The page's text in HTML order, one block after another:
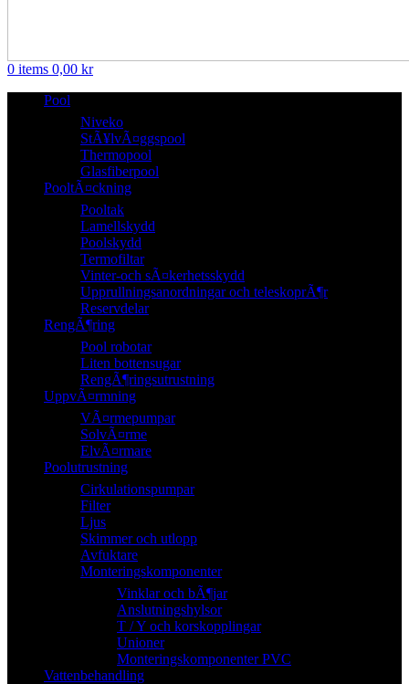
0 items 0,00 kr
Pool
Niveko
StÃ¥lvÃ¤ggspool
Thermopool
Glasfiberpool
PooltÃ¤ckning
Pooltak
Lamellskydd
Poolskydd
Termofiltar
Vinter-och sÃ¤kerhetsskydd
Upprullningsanordningar och teleskoprÃ¶r
Reservdelar
RengÃ¶ring
Pool robotar
Liten bottensugar
RengÃ¶ringsutrustning
UppvÃ¤rmning
VÃ¤rmepumpar
SolvÃ¤rme
ElvÃ¤rmare
Poolutrustning
Cirkulationspumpar
Filter
Ljus
Skimmer och utlopp
Avfuktare
Monteringskomponenter
Vinklar och bÃ¶jar
Anslutningshylsor
T / Y och korskopplingar
Unioner
Monteringskomponenter PVC
Vattenbehandling